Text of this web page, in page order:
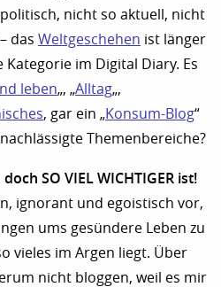
nicht so aktuell, nicht
das Weltgeschehen ist länger
im Digital Diary. Es
leben„, „Alltag„,
, gar ein „Konsum-Blog“
Themenbereiche?
SO VIEL WICHTIGER ist!
ignorant und egoistisch vor,
ums gesündere Leben zu
vieles im Argen liegt. Über
nicht bloggen, weil es mir